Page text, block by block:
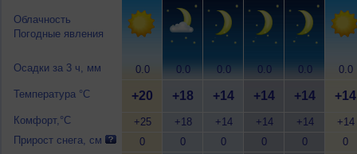
Облачность
Погодные явления
Осадки за 3 ч, мм
Температура °C
Комфорт,°C
Прирост снега, см
0.0
+20
+25
0
0.0
+18
+18
0
0.0
+14
+14
0
0.0
+14
+14
0
0.0
+14
+14
0
0.0
+14
+14
0